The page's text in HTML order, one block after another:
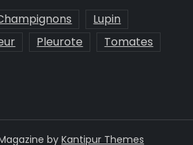
Lupin
Pleurote
Tomates
by Kantipur Themes